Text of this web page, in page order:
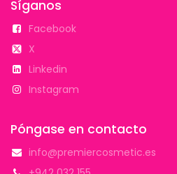
Síganos
Facebook
X
Linkedin
Instagram
Póngase en contacto
info@premiercosmetic.es